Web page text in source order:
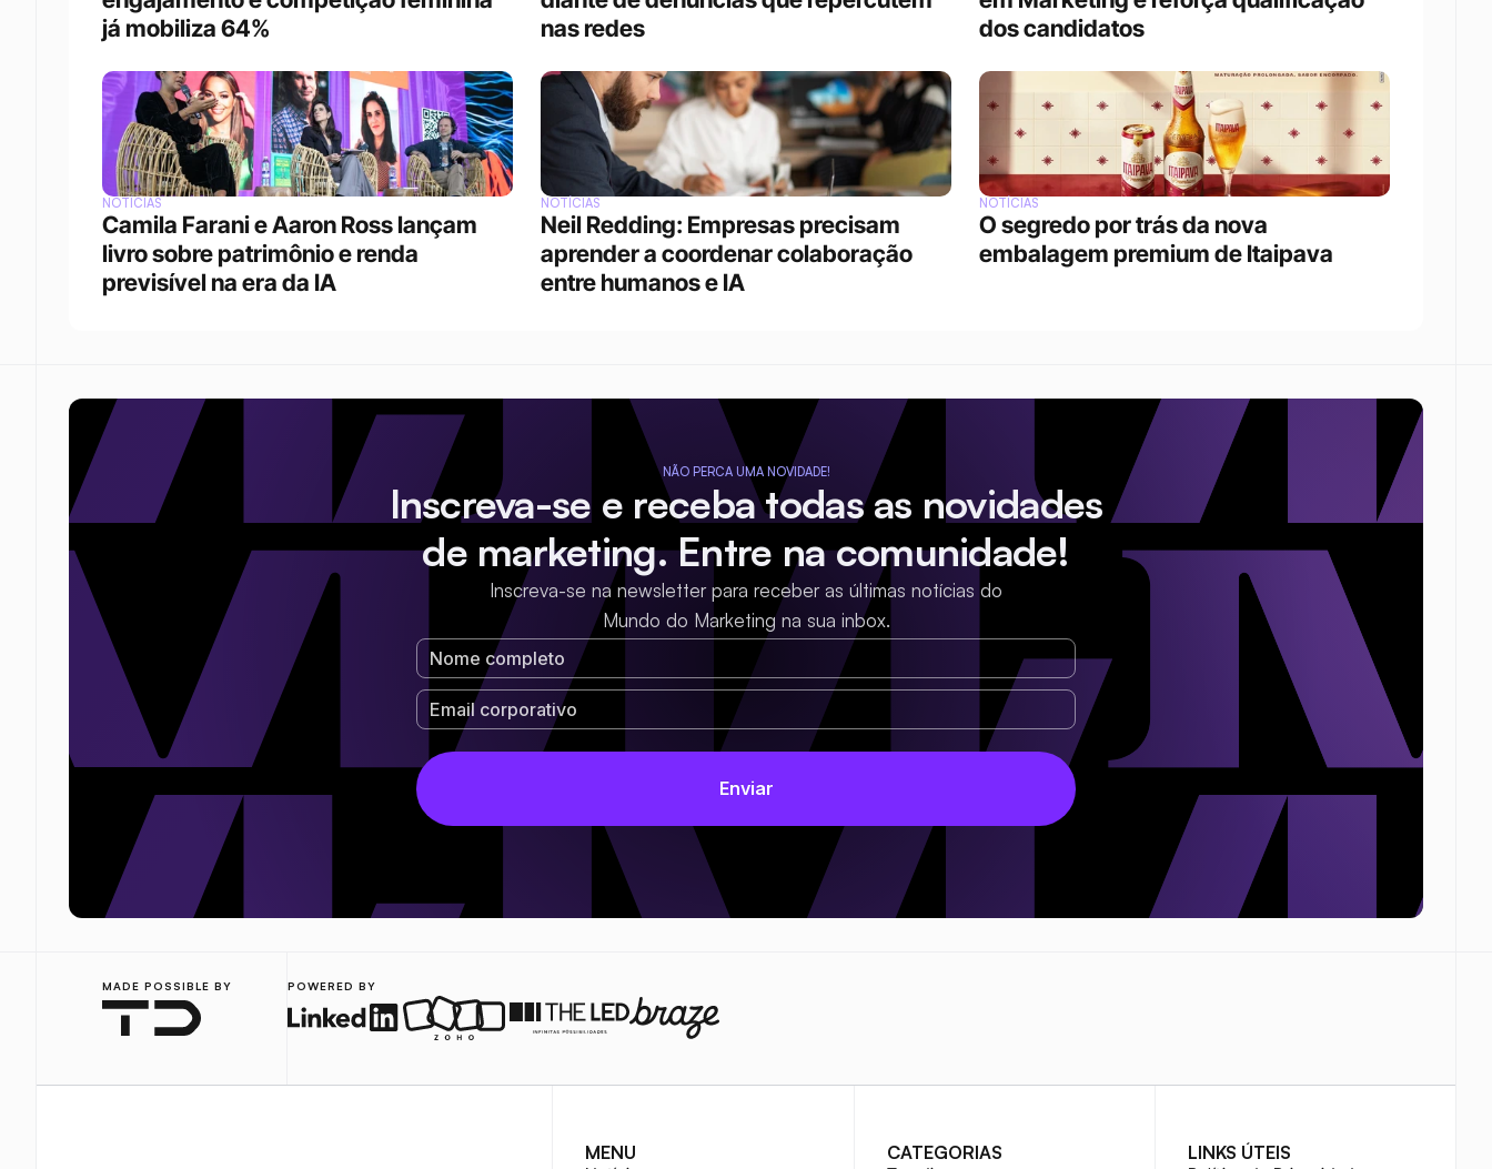
já mobiliza 64%
nas redes
dos candidatos
NOTÍCIAS
Camila Farani e Aaron Ross lançam
livro sobre patrimônio e renda
previsível na era da IA
NOTÍCIAS
Neil Redding: Empresas precisam
aprender a coordenar colaboração
entre humanos e IA
NOTÍCIAS
O segredo por trás da nova
embalagem premium de Itaipava
NÃO PERCA UMA NOVIDADE!
Inscreva-se e receba todas as novidades
de marketing. Entre na comunidade!
Inscreva-se na newsletter para receber as últimas notícias do
Mundo do Marketing na sua inbox.
MADE POSSIBLE BY POWERED BY
MENU CATEGORIAS LINKS ÚTEIS